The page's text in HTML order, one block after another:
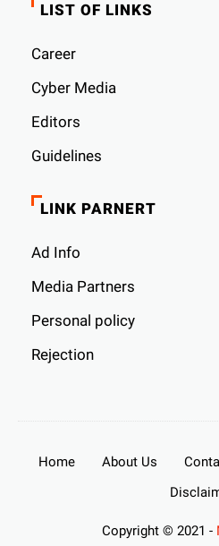
LIST OF LINKS
Career
Cyber ​​Media
Editors
Guidelines
LINK PARNERT
Ad Info
Media Partners
Personal policy
Rejection
Home About Us
Copyright © 2021 -